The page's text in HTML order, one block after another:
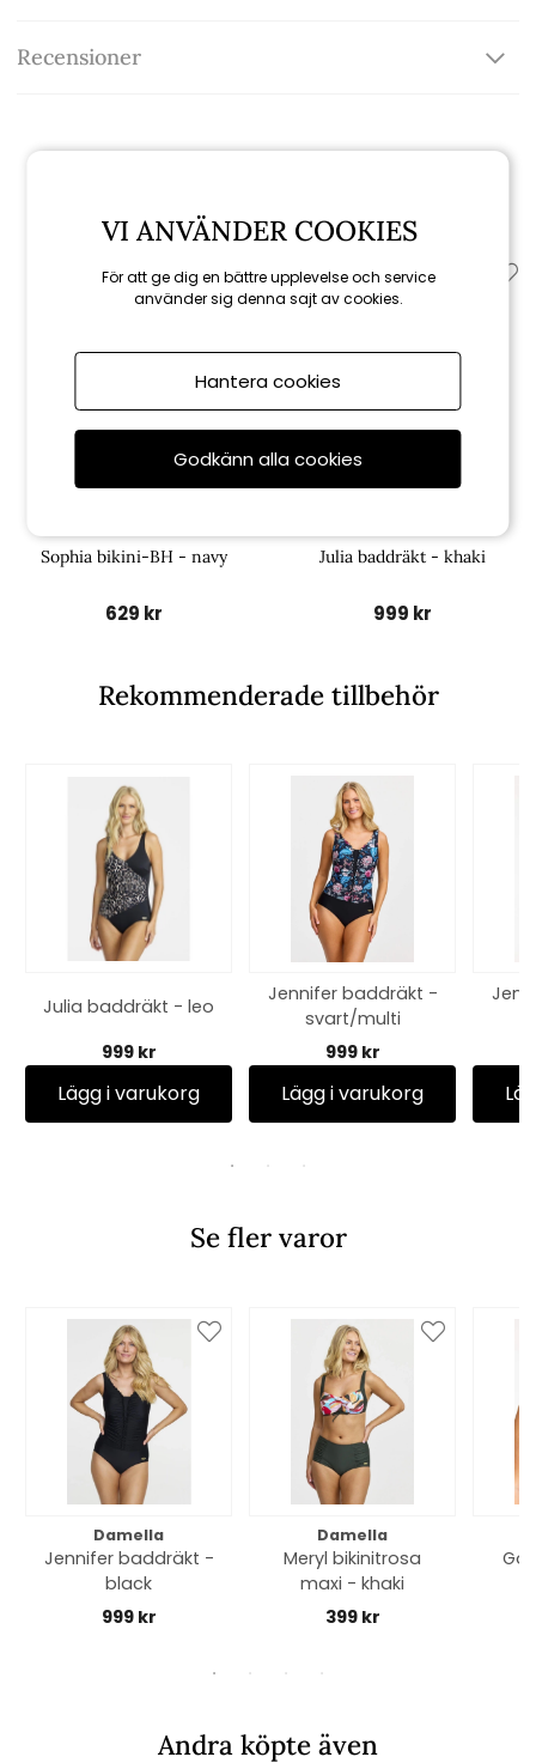
Recensioner
Sophia bikini-BH - navy
629 kr
Julia baddräkt - khaki
999 kr
Rekommenderade tillbehör
Julia baddräkt - leo
999 kr
Lägg i varukorg
Jennifer baddräkt -
svart/multi
999 kr
Lägg i varukorg
Se fler varor
Damella
Jennifer baddräkt -
black
999 kr
Damella
Meryl bikinitrosa
maxi - khaki
399 kr
Andra köpte även
VI ANVÄNDER COOKIES
För att ge dig en bättre upplevelse och service
använder sig denna sajt av cookies.
Hantera cookies
Godkänn alla cookies